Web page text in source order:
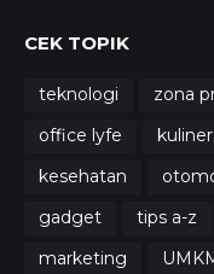
CEK TOPIK
teknologi zona
office lyfe
kuliner
kesehatan
gadget
tips a-z
marketing